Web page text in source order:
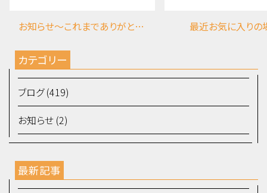
お知らせ～これまでありがとうございました 最近お気に入りの
カテゴリー
ブログ (419)
お知らせ (2)
最新記事